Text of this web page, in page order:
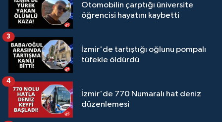
Otomobilin çarptığı üniversite
öğrencisi hayatını kaybetti
İzmir'de tartıştığı oğlunu pompalı
tüfekle öldürdü
3
İzmir'de 770 Numaralı hat deniz
düzenlemesi
4